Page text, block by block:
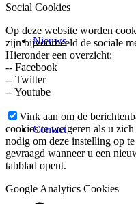
Nieuws
Contact
Social Cookies
Op deze website worden
zijn bijvoorbeeld de sociale
Hieronder een overzicht:
-- Facebook
-- Twitter
-- Youtube
Vink aan om de
cookies te weigeren als u
nodig om deze instelling op
gevraagd wanneer u een
tabblad opent.
Google Analytics Cookies